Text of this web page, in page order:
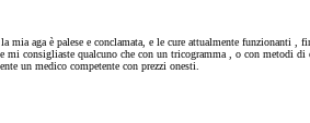
aga è palese e conclamata, e le cure attualmente
consigliaste qualcuno che con un tricogramma , o con metodi
un medico competente con prezzi onesti.